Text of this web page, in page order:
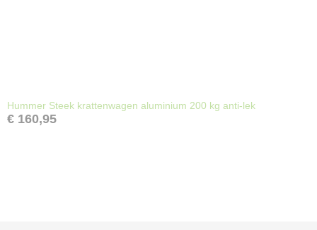
Hummer Steek krattenwagen aluminium 200 kg anti-lek
€ 160,95